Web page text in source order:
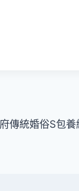
傳統婚俗S包養